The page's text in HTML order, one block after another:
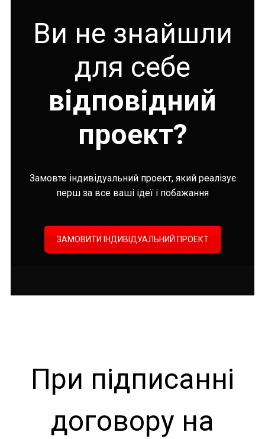
Ви не знайшли
для себе
відповідний
проект?
Замовте індивідуальний проект, який реалізує
перш за все ваші ідеї і побажання
ЗАМОВИТИ ІНДИВІДУАЛЬНИЙ ПРОЕКТ
При підписанні
договору на